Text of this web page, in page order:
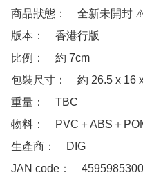
商品狀態：　全新未開封
版本：　香港行版
比例：　約 7cm
包裝尺寸：　約 26.5 x 16
重量：　TBC
物料：　PVC＋ABS＋
生產商：　DIG
JAN code：　